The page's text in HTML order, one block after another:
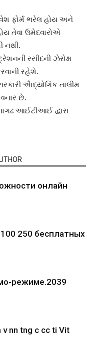
ફોર્મ ભરેલ હોય અને
તેવા ઉમેદવારોએ
નથી.
રસીદની ઝેરોક્ષ
રહેશે.
ઐાદ્યોગિક તાલીમ
છે.
આઈટીઆઈ દ્વારા
онлайн
250 бесплатных
режиме.2039
v nn tng c cc ti Vit